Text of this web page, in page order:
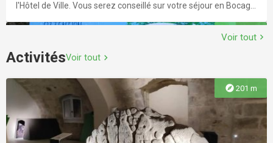
l'Hôtel de Ville. Vous serez conseillé sur votre séjour en Bocage
d'une visite, charger vos batteries ou même regonfler votre
explore
La Corbelière, terre d’eau et de nature
Voir tout chevron_right
ActivitésVoir tout chevron_right
explore 201 m